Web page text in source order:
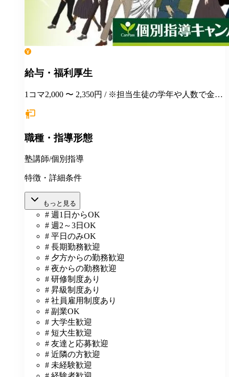
給与・福利厚生
1コマ2,000 〜 2,350円 / ※担当生徒の学年や人数で金額
職種・指導形態
塾講師/個別指導
特徴・詳細条件
もっと見る
# 週1日からOK
# 週2～3日OK
# 平日のみOK
# 長期勤務歓迎
# 夕方からの勤務歓迎
# 夜からの勤務歓迎
# 研修制度あり
# 昇級制度あり
# 社員雇用制度あり
# 副業OK
# 大学生歓迎
# 短大生歓迎
# 友達と応募歓迎
# 近隣の方歓迎
# 未経験歓迎